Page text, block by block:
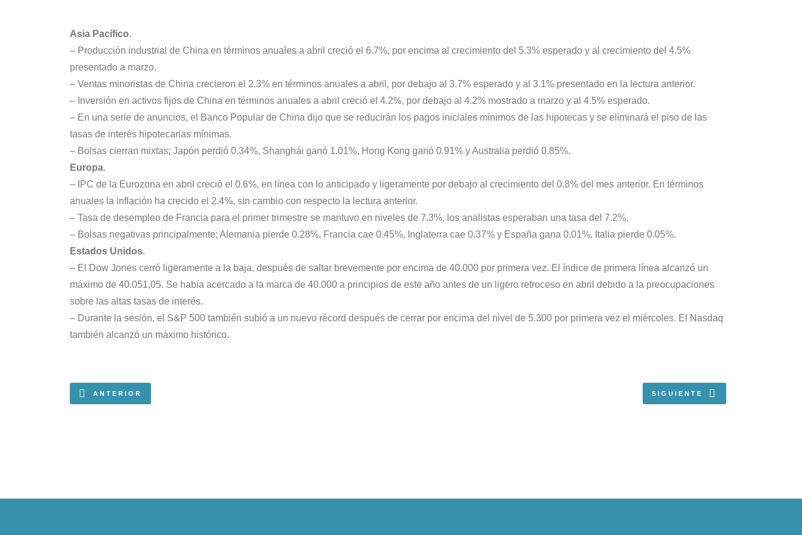
Asia Pacífico.
– Producción industrial de China en términos anuales a abril creció el 6.7%, por encima al crecimiento del 5.3% esperado y al crecimiento del 4.5%
presentado a marzo.
– Ventas minoristas de China crecieron el 2.3% en términos anuales a abril, por debajo al 3.7% esperado y al 3.1% presentado en la lectura anterior.
– Inversión en activos fijos de China en términos anuales a abril creció el 4.2%, por debajo al 4.2% mostrado a marzo y al 4.5% esperado.
– En una serie de anuncios, el Banco Popular de China dijo que se reducirán los pagos iniciales mínimos de las hipotecas y se eliminará el piso de las
tasas de interés hipotecarias mínimas.
– Bolsas cierran mixtas; Japón perdió 0.34%, Shanghái ganó 1.01%, Hong Kong ganó 0.91% y Australia perdió 0.85%.
Europa.
– IPC de la Eurozona en abril creció el 0.6%, en línea con lo anticipado y ligeramente por debajo al crecimiento del 0.8% del mes anterior. En términos
anuales la inflación ha crecido el 2.4%, sin cambio con respecto la lectura anterior.
– Tasa de desempleo de Francia para el primer trimestre se mantuvo en niveles de 7.3%, los analistas esperaban una tasa del 7.2%.
– Bolsas negativas principalmente; Alemania pierde 0.28%, Francia cae 0.45%, Inglaterra cae 0.37% y España gana 0.01%. Italia pierde 0.05%.
Estados Unidos.
– El Dow Jones cerró ligeramente a la baja, después de saltar brevemente por encima de 40.000 por primera vez. El índice de primera línea alcanzó un
máximo de 40.051,05. Se había acercado a la marca de 40.000 a principios de este año antes de un ligero retroceso en abril debido a la preocupaciones
sobre las altas tasas de interés.
– Durante la sesión, el S&P 500 también subió a un nuevo récord después de cerrar por encima del nivel de 5.300 por primera vez el miércoles. El Nasdaq
también alcanzó un máximo histórico.
ANTERIOR SIGUIENTE